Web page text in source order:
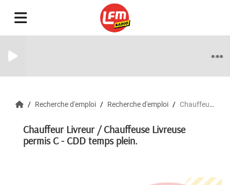
Recherche d'emploi Recherche d'emploi Chauffeur Livreur / Chauffeuse Livreuse permis C - CDD temps plein.
Chauffeur Livreur / Chauffeuse Livreuse
permis C - CDD temps plein.